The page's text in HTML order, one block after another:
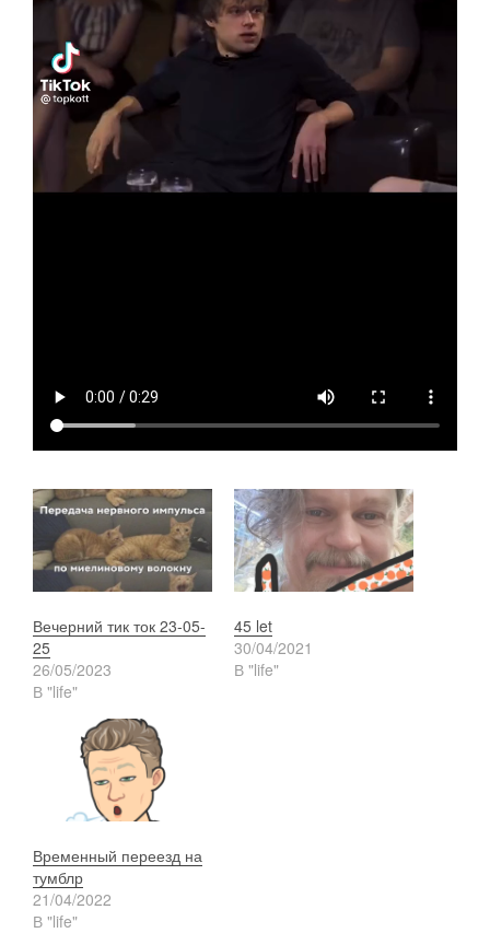
Вечерний тик ток 23-05-
25
26/05/2023
В "life"
45 let
30/04/2021
В "life"
Временный переезд на
тумблр
21/04/2022
В "life"